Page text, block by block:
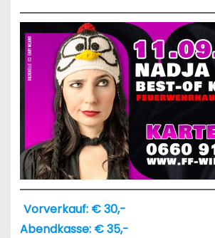
Vorverkauf: € 30,-
Abendkasse: € 35,-